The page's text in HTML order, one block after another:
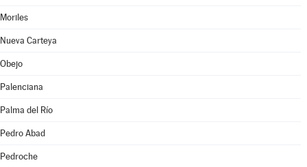
Moriles
Nueva Carteya
Obejo
Palenciana
Palma del Río
Pedro Abad
Pedroche